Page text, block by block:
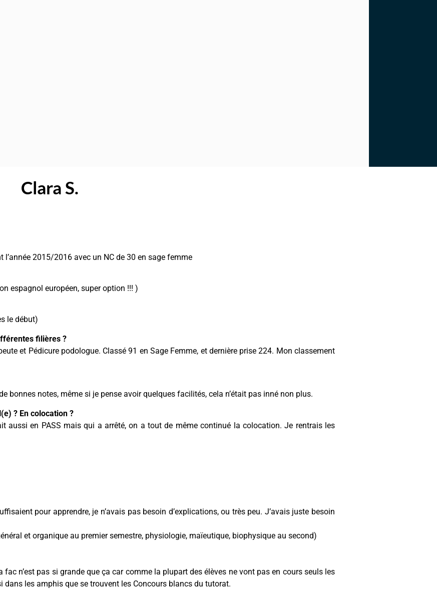
Clara S.
l’année 2015/2016 avec un NC de 30 en sage femme
espagnol européen, super option !!! )
le début)
filières ?
et Pédicure podologue. Classé 91 en Sage Femme, et dernière prise 224. Mon classement
bonnes notes, même si je pense avoir quelques facilités, cela n’était pas inné non plus.
? En colocation ?
aussi en PASS mais qui a arrêté, on a tout de même continué la colocation. Je rentrais les
pour apprendre, je n’avais pas besoin d’explications, ou très peu. J’avais juste besoin
et organique au premier semestre, physiologie, maïeutique, biophysique au second)
n’est pas si grande que ça car comme la plupart des élèves ne vont pas en cours seuls les
dans les amphis que se trouvent les Concours blancs du tutorat.